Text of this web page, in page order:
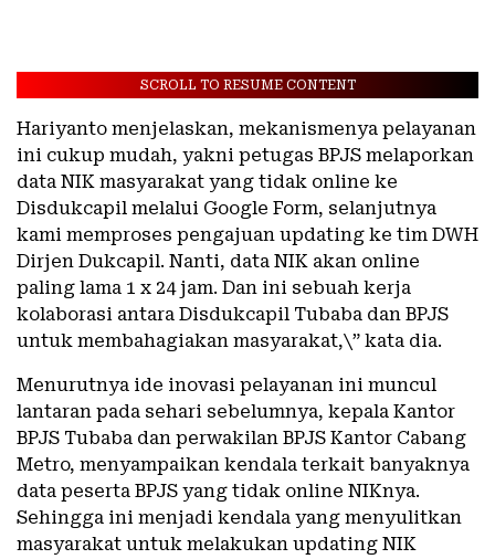
SCROLL TO RESUME CONTENT
Hariyanto menjelaskan, mekanismenya pelayanan
ini cukup mudah, yakni petugas BPJS melaporkan
data NIK masyarakat yang tidak online ke
Disdukcapil melalui Google Form, selanjutnya
kami memproses pengajuan updating ke tim DWH
Dirjen Dukcapil. Nanti, data NIK akan online
paling lama 1 x 24 jam. Dan ini sebuah kerja
kolaborasi antara Disdukcapil Tubaba dan BPJS
untuk membahagiakan masyarakat,\” kata dia.
Menurutnya ide inovasi pelayanan ini muncul
lantaran pada sehari sebelumnya, kepala Kantor
BPJS Tubaba dan perwakilan BPJS Kantor Cabang
Metro, menyampaikan kendala terkait banyaknya
data peserta BPJS yang tidak online NIKnya.
Sehingga ini menjadi kendala yang menyulitkan
masyarakat untuk melakukan updating NIK